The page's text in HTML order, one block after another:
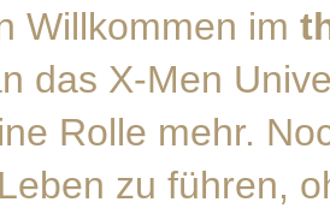
Willkommen im
das X-Men
Rolle mehr.
zu führen,